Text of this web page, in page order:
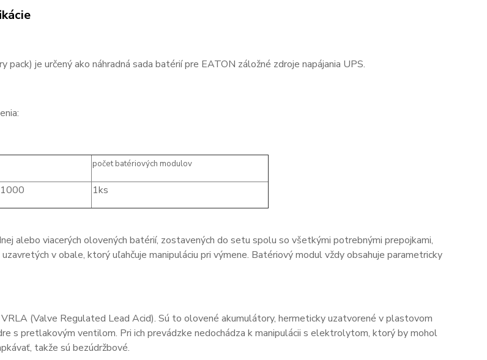
je určený ako náhradná sada batérií pre EATON záložné zdroje napájania UPS.
počet batériových modulov
1ks
alebo viacerých olovených batérií, zostavených do setu spolu so všetkými potrebnými prepojkami,
v obale, ktorý uľahčuje manipuláciu pri výmene. Batériový modul vždy obsahuje parametricky
(Valve Regulated Lead Acid). Sú to olovené akumulátory, hermeticky uzatvorené v plastovom
s pretlakovým ventilom. Pri ich prevádzke nedochádza k manipulácii s elektrolytom, ktorý by mohol
takže sú bezúdržbové.